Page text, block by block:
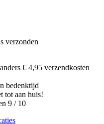
verzonden
€ 4,95 verzendkosten
bedenktijd
tot aan huis!
9 / 10